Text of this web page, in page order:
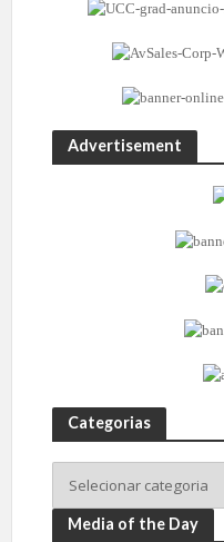
Advertisement
Categorias
Media of the Day